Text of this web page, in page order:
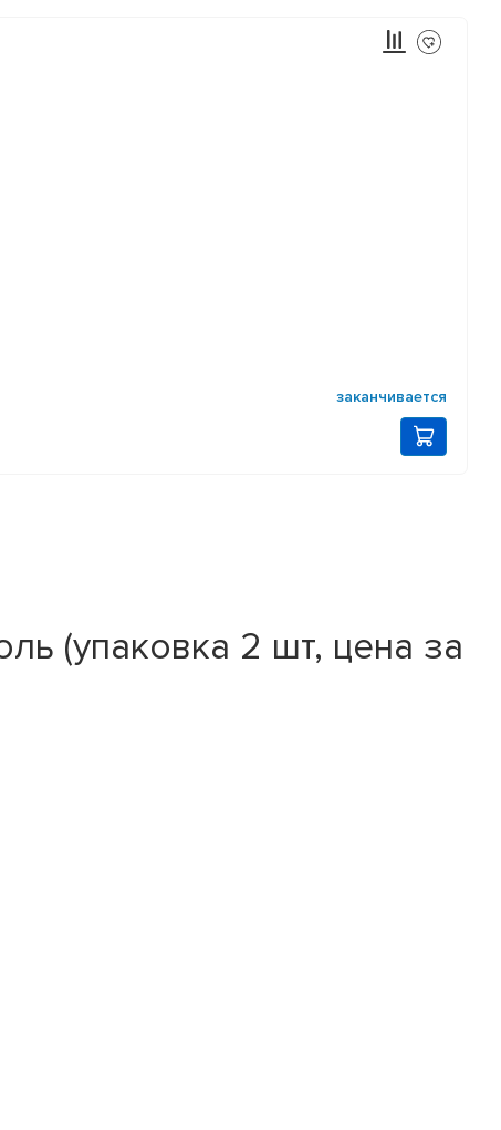
заканчивается
(упаковка 2 шт, цена за